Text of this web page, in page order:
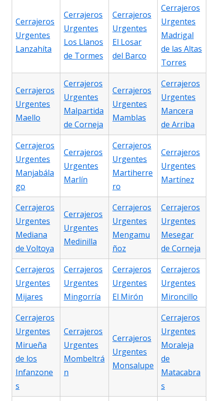
Cerrajeros
Urgentes
Lanzahíta
Cerrajeros
Urgentes
Los Llanos
de Tormes
Cerrajeros
Urgentes
El Losar
del Barco
Cerrajeros
Urgentes
Madrigal
de las Altas
Torres
Cerrajeros
Urgentes
Maello
Cerrajeros
Urgentes
Malpartida
de Corneja
Cerrajeros
Urgentes
Mamblas
Cerrajeros
Urgentes
Mancera
de Arriba
Cerrajeros
Urgentes
Manjabála
go
Cerrajeros
Urgentes
Marlín
Cerrajeros
Urgentes
Martiherre
ro
Cerrajeros
Urgentes
Martínez
Cerrajeros
Urgentes
Mediana
de Voltoya
Cerrajeros
Urgentes
Medinilla
Cerrajeros
Urgentes
Mengamu
ñoz
Cerrajeros
Urgentes
Mesegar
de Corneja
Cerrajeros
Urgentes
Mijares
Cerrajeros
Urgentes
Mingorría
Cerrajeros
Urgentes
El Mirón
Cerrajeros
Urgentes
Mironcillo
Cerrajeros
Urgentes
Mirueña
de los
Infanzone
s
Cerrajeros
Urgentes
Mombeltrá
n
Cerrajeros
Urgentes
Monsalupe
Cerrajeros
Urgentes
Moraleja
de
Matacabra
s